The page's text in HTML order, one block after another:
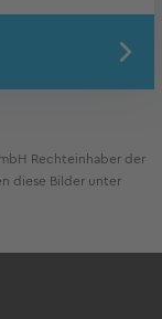
Rechteinhaber der
diese Bilder unter